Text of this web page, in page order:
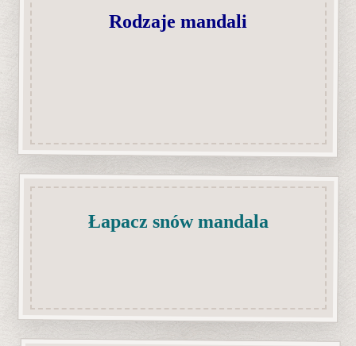
Rodzaje mandali
Łapacz snów mandala